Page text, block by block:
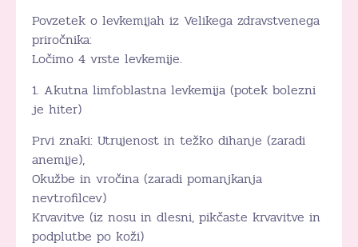
Povzetek o levkemijah iz Velikega zdravstvenega
priročnika:
Ločimo 4 vrste levkemije.
1. Akutna limfoblastna levkemija (potek bolezni
je hiter)
Prvi znaki: Utrujenost in težko dihanje (zaradi
anemije),
Okužbe in vročina (zaradi pomanjkanja
nevtrofilcev)
Krvavitve (iz nosu in dlesni, pikčaste krvavitve in
podplutbe po koži)